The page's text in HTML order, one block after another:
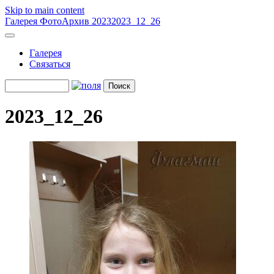
Skip to main content
Галерея ФотоАрхив 20232023_12_26
Галерея
Связаться
2023_12_26